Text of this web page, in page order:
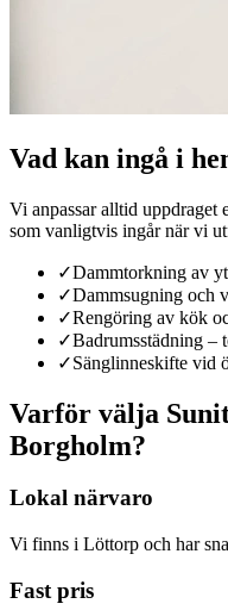
Vad kan ingå i
Vi anpassar alltid uppdraget
som vanligtvis ingår när vi
✓Dammtorkning av
✓Dammsugning och
✓Rengöring av kök
✓Badrumsstädning –
✓Sänglinneskifte vid
Varför välja
Borgholm?
Lokal närvaro
Vi finns i Löttorp och har
Fast pris